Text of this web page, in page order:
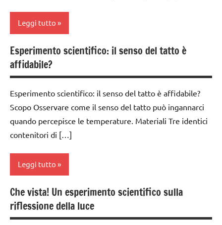
TUTTI GLI
ARGOMENTI
PER ETA'
TUTTI GLI
ARTICOLI
paste
da
gioco
e play
dough
SCIENZE
scienze:
fisica e
chimica
SVILUPPO
TUTORIAL
TUTTI GLI
ARGOMENTI
PER ETA'
6
anni
dai
6
ESPERIMENTI
E ATTIVITA'
ESPERIMENTI
GUIDA
DIDATTICA
MONTESSORI
SCIENZE
3a
classe
classi
dai
6
ESPERIMENTI
E ATTIVITA'
STEM
GUIDA
DIDATTICA
Leggi tutto
classe
1a
2a
classe
3a
6
6
Esperimento scientifico: il senso del tatto è
affidabile?
Esperimento scientifico: il senso del tatto è affidabile?
Scopo Osservare come il senso del tatto può ingannarci
quando percepisce le temperature. Materiali Tre identici
contenitori di […]
Leggi tutto
classe
1a
Che vista! Un esperimento scientifico sulla
riflessione della luce